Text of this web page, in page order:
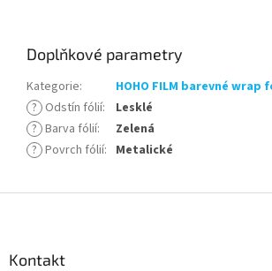
Doplňkové parametry
Kategorie:
HOHO FILM barevné wrap
? Odstín fólií:
Lesklé
? Barva fólií:
Zelená
? Povrch fólií: Metalické
Kontakt